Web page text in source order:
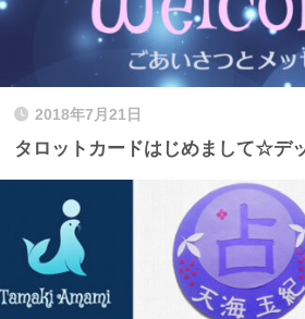
2018年7月21日
タロットカードはじめまして☆デ